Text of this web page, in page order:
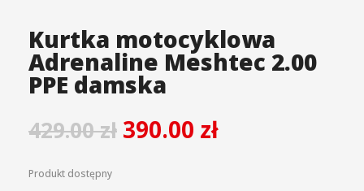
Kurtka motocyklowa
Adrenaline Meshtec 2.00
PPE damska
429.00zł 390.00 zł
Produkt dostępny